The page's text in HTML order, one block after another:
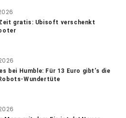
gratis: Ubisoft verschenkt
bei Humble: Für 13 Euro gibt’s die
Wundertüte